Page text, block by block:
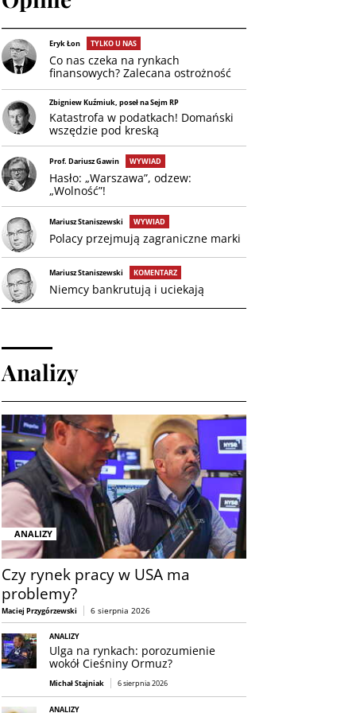
Eryk Łon TYLKO U NAS
Co nas czeka na rynkach
finansowych? Zalecana ostrożność
Zbigniew Kuźmiuk, poseł na Sejm RP
Katastrofa w podatkach! Domański
wszędzie pod kreską
Prof. Dariusz Gawin WYWIAD
Hasło: „Warszawa”, odzew:
„Wolność”!
Mariusz Staniszewski WYWIAD
Polacy przejmują zagraniczne marki
Mariusz Staniszewski KOMENTARZ
Niemcy bankrutują i uciekają
Analizy
ANALIZY
Czy rynek pracy w USA ma
problemy?
Maciej Przygórzewski 6 sierpnia 2026
ANALIZY
Ulga na rynkach: porozumienie
wokół Cieśniny Ormuz?
Michał Stajniak 6 sierpnia 2026
ANALIZY